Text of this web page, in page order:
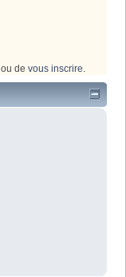
ou de vous inscrire.